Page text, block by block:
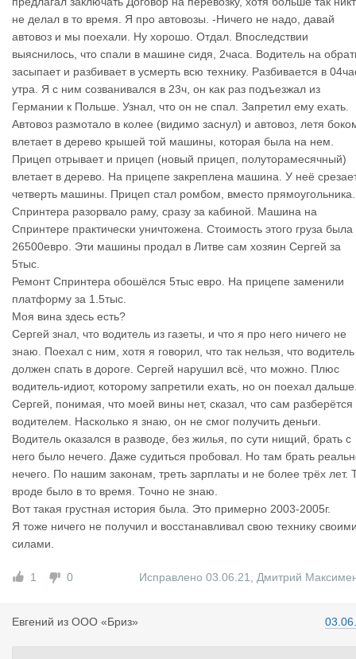
не делал в то время. Я про автовозы. -Ничего не надо, давай
автовоз и мы поехали. Ну хорошо. Отдал. Впоследствии
выяснилось, что спали в машине сидя, 2часа. Водитель на
засыпает и разбивает в усмерть всю технику. Разбивается в
утра. Я с ним созванивался в 23ч, он как раз подъезжал из
Германии к Польше. Узнал, что он не спал. Запретил ему ехать.
Автовоз размотало в колее (видимо заснул) и автовоз, летя
влетает в дерево крышей той машины, которая была на нем.
Прицеп отрывает и прицеп (новый прицеп, полуторамесячный)
влетает в дерево. На прицепе закреплена машина. У неё
четверть машины. Прицеп стал ромбом, вместо
Спринтера разорвало раму, сразу за кабиной. Машина на
Спринтере практически уничтожена. Стоимость этого груза была
26500евро. Эти машины продал в Литве сам хозяин Сергей за
5тыс.
Ремонт Спринтера обошёлся 5тыс евро. На прицепе заменили
платформу за 1.5тыс.
Моя вина здесь есть?
Сергей знал, что водитель из газеты, и что я про него ничего не
знаю. Поехал с ним, хотя я говорил, что так нельзя, что водитель
должен спать в дороге. Сергей нарушил всё, что можно. Плюс
водитель-идиот, которому запретили ехать, но он поехал
Сергей, понимая, что моей вины нет, сказал, что сам разберётся
водителем. Насколько я знаю, он не смог получить деньги.
Водитель оказался в разводе, без жилья, по сути нищий, брать с
него было нечего. Даже судиться пробовал. Но там брать
нечего. По нашим законам, треть зарплаты и не более трёх лет.
вроде было в то время. Точно не знаю.
Вот такая грустная история была. Это примерно 2003-2005г.
Я тоже ничего не получил и восстанавливал свою технику
силами.
1 0 Исправлено 03.06.21 Дмитрий
Евгений из ООО «Бриз»